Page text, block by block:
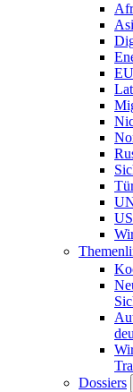
Dossiers